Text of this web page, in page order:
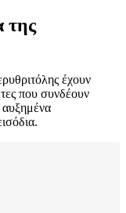
της
έχουν
που συνδέουν